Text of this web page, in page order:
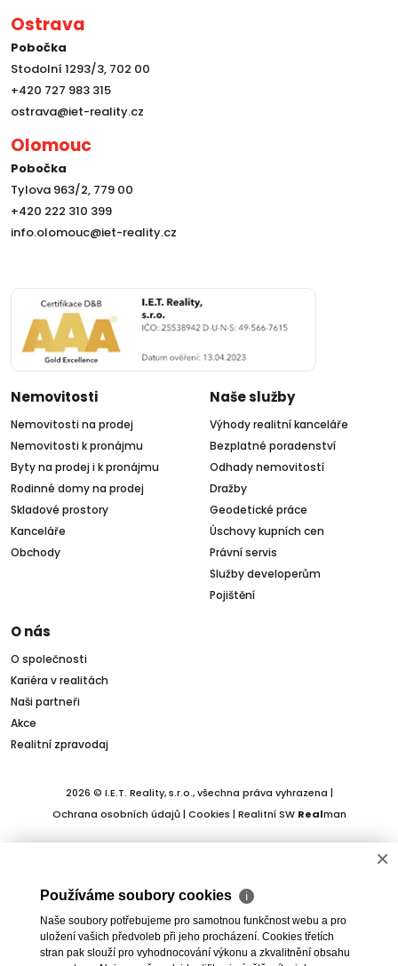
Ostrava
Pobočka
Stodolní 1293/3, 702 00
+420 727 983 315
ostrava@iet-reality.cz
Olomouc
Pobočka
Tylova 963/2, 779 00
+420 222 310 399
info.olomouc@iet-reality.cz
Nemovitosti
Nemovitosti na prodej
Nemovitosti k pronájmu
Byty na prodej i k pronájmu
Rodinné domy na prodej
Skladové prostory
Kanceláře
Obchody
Naše služby
Výhody realitní kanceláře
Bezplatné poradenství
Odhady nemovitostí
Dražby
Geodetické práce
Úschovy kupních cen
Právní servis
Služby developerům
Pojištění
O nás
O společnosti
Kariéra v realitách
Naši partneři
Akce
Realitní zpravodaj
2026 © I.E.T. Reality, s.r.o., všechna práva vyhrazena |
Ochrana osobních údajů| Cookies | Realitní SW Realman
×
Používáme soubory cookies ℹ
Naše soubory potřebujeme pro samotnou funkčnost webu a pro
uložení vašich předvoleb při jeho procházení. Cookies třetích
stran pak slouží pro vyhodnocování výkonu a zkvalitnění obsahu